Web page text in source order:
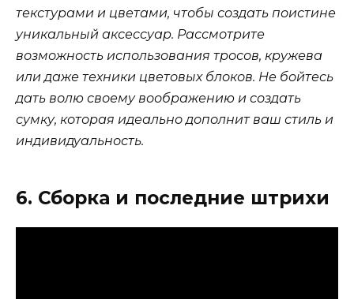
текстурами и цветами, чтобы создать поистине
уникальный аксессуар. Рассмотрите
возможность использования тросов, кружева
или даже техники цветовых блоков. Не бойтесь
дать волю своему воображению и создать
сумку, которая идеально дополнит ваш стиль и
индивидуальность.
6. Сборка и последние штрихи